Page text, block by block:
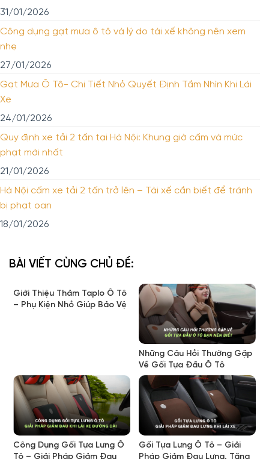
31/01/2026
Công dụng gạt mưa ô tô và lý do tài xế không nên xem
nhẹ
27/01/2026
Gạt Mưa Ô Tô- Chi Tiết Nhỏ Quyết Định Tầm Nhìn Khi Lái
Xe
24/01/2026
Quy định xe tải 2 tấn tại Hà Nội: Khung giờ cấm và mức
phạt mới nhất
21/01/2026
Hà Nội cấm xe tải 2 tấn trở lên – Tài xế cần biết để tránh
bị phạt oan
18/01/2026
BÀI VIẾT CÙNG CHỦ ĐỀ:
Giới Thiệu Thảm Taplo Ô Tô
– Phụ Kiện Nhỏ Giúp Bảo Vệ
Những Câu Hỏi Thường Gặp
Về Gối Tựa Đầu Ô Tô
Công Dụng Gối Tựa Lưng Ô
Tô – Giải Pháp Giảm Đau
Gối Tựa Lưng Ô Tô – Giải
Pháp Giảm Đau Lưng, Tăng